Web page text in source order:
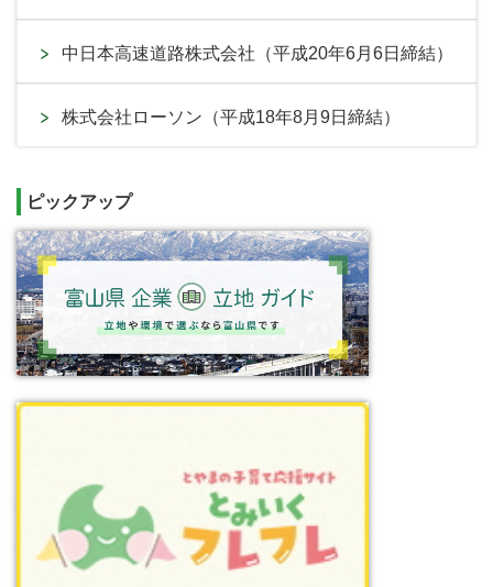
中日本高速道路株式会社（平成20年6月6日締結）
株式会社ローソン（平成18年8月9日締結）
ピックアップ